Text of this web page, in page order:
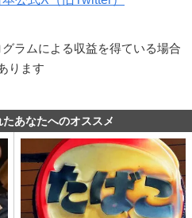
ラムによる収益を得ている場合
ります
あなたへのオススメ